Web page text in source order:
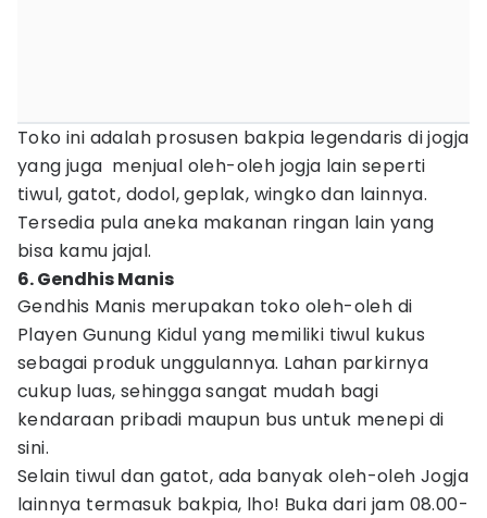
Toko ini adalah prosusen bakpia legendaris di jogja
yang juga menjual oleh-oleh jogja lain seperti
tiwul, gatot, dodol, geplak, wingko dan lainnya.
Tersedia pula aneka makanan ringan lain yang
bisa kamu jajal.
6. Gendhis Manis
Gendhis Manis merupakan toko oleh-oleh di
Playen Gunung Kidul yang memiliki tiwul kukus
sebagai produk unggulannya. Lahan parkirnya
cukup luas, sehingga sangat mudah bagi
kendaraan pribadi maupun bus untuk menepi di
sini.
Selain tiwul dan gatot, ada banyak oleh-oleh Jogja
lainnya termasuk bakpia, lho! Buka dari jam 08.00-